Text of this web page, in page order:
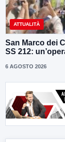
ATTUALITÀ
San Marco dei
SS 212:
6 AGOSTO 2026